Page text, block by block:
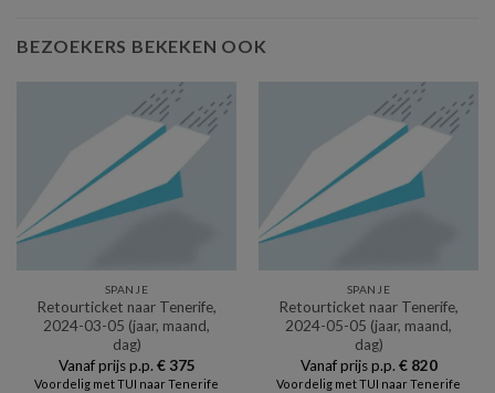
BEZOEKERS BEKEKEN OOK
SPANJE
Retourticket naar Tenerife,
2024-03-05 (jaar, maand,
dag)
Vanaf prijs p.p. €375
Voordelig met TUI naar Tenerife
SPANJE
Retourticket naar Tenerife,
2024-05-05 (jaar, maand,
dag)
Vanaf prijs p.p. €820
Voordelig met TUI naar Tenerife